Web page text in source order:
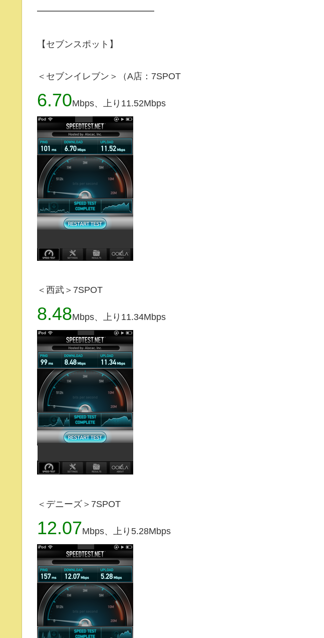
━━━━━━━━━━━━━
【セブンスポット】
＜セブンイレブン＞（A店：7SPOT
6.70Mbps、上り11.52Mbps
＜西武＞7SPOT
8.48Mbps、上り11.34Mbps
＜デニーズ＞7SPOT
12.07Mbps、上り5.28Mbps